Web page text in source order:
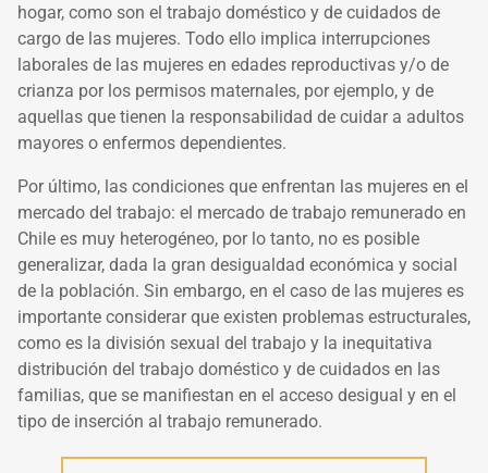
hogar, como son el trabajo doméstico y de cuidados de
cargo de las mujeres. Todo ello implica interrupciones
laborales de las mujeres en edades reproductivas y/o de
crianza por los permisos maternales, por ejemplo, y de
aquellas que tienen la responsabilidad de cuidar a adultos
mayores o enfermos dependientes.
Por último, las condiciones que enfrentan las mujeres en el
mercado del trabajo: el mercado de trabajo remunerado en
Chile es muy heterogéneo, por lo tanto, no es posible
generalizar, dada la gran desigualdad económica y social
de la población. Sin embargo, en el caso de las mujeres es
importante considerar que existen problemas estructurales,
como es la división sexual del trabajo y la inequitativa
distribución del trabajo doméstico y de cuidados en las
familias, que se manifiestan en el acceso desigual y en el
tipo de inserción al trabajo remunerado.